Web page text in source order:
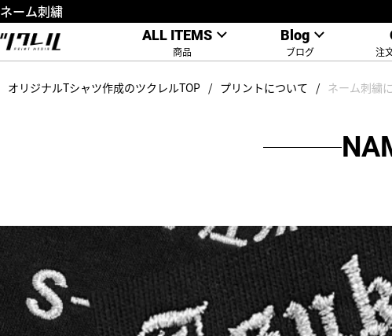
ネーム刺繍
ALL ITEMS
商品
Blog
ブログ 注
オリジナルTシャツ作成のツクレルTOP プリントについて ネーム刺繍